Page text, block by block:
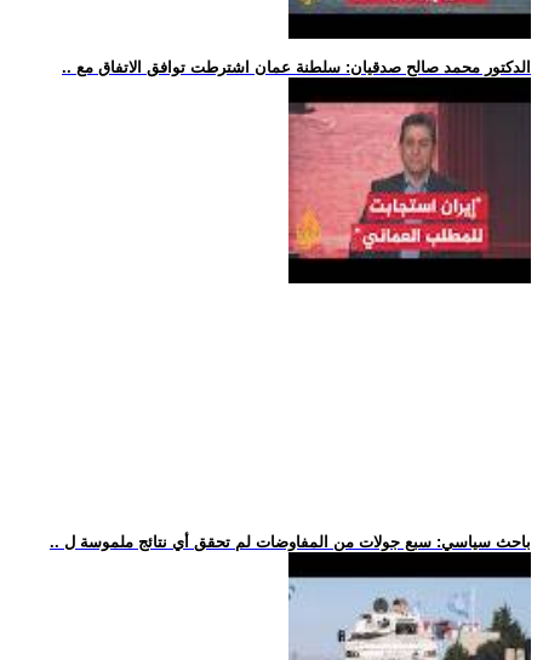
.. الدكتور محمد صالح صدقيان: سلطنة عمان اشترطت توافق الاتفاق مع
.. باحث سياسي: سبع جولات من المفاوضات لم تحقق أي نتائج ملموسة ل